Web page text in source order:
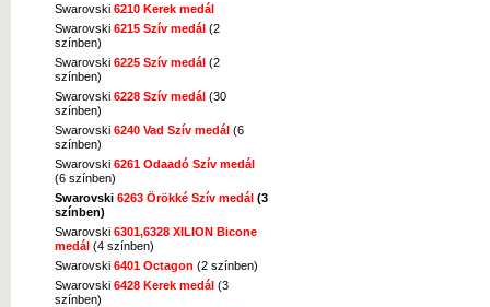
Swarovski 6210 Kerek medál
Swarovski 6215 Szív medál (2
színben)
Swarovski 6225 Szív medál (2
színben)
Swarovski 6228 Szív medál (30
színben)
Swarovski 6240 Vad Szív medál (6
színben)
Swarovski 6261 Odaadó Szív medál
(6 színben)
Swarovski 6263 Örökké Szív medál (3
színben)
Swarovski 6301,6328 XILION Bicone
medál (4 színben)
Swarovski 6401 Octagon (2 színben)
Swarovski 6428 Kerek medál (3
színben)